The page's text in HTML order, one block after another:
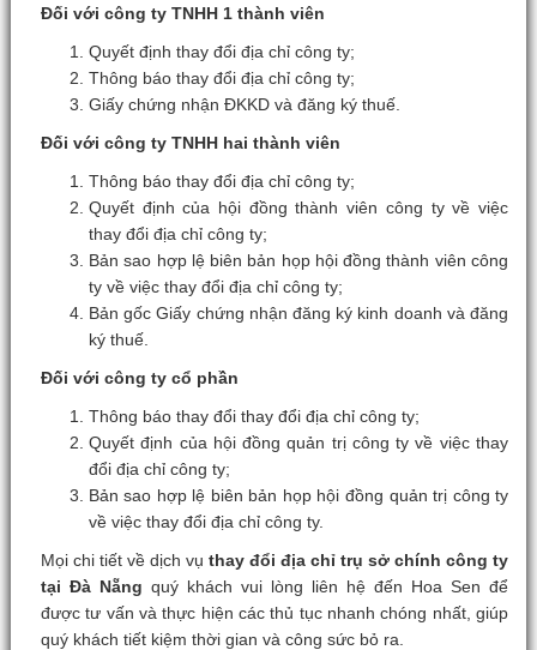
Đối với công ty TNHH 1 thành viên
Quyết định thay đổi địa chỉ công ty;
Thông báo thay đổi địa chỉ công ty;
Giấy chứng nhận ĐKKD và đăng ký thuế.
Đối với công ty TNHH hai thành viên
Thông báo thay đổi địa chỉ công ty;
Quyết định của hội đồng thành viên công ty về việc
thay đổi địa chỉ công ty;
Bản sao hợp lệ biên bản họp hội đồng thành viên công
ty về việc thay đổi địa chỉ công ty;
Bản gốc Giấy chứng nhận đăng ký kinh doanh và đăng
ký thuế.
Đối với công ty cổ phần
Thông báo thay đổi thay đổi địa chỉ công ty;
Quyết định của hội đồng quản trị công ty về việc thay
đổi địa chỉ công ty;
Bản sao hợp lệ biên bản họp hội đồng quản trị công ty
về việc thay đổi địa chỉ công ty.
Mọi chi tiết về dịch vụ thay đổi địa chỉ trụ sở chính công ty
tại Đà Nẵng quý khách vui lòng liên hệ đến Hoa Sen để
được tư vấn và thực hiện các thủ tục nhanh chóng nhất, giúp
quý khách tiết kiệm thời gian và công sức bỏ ra.